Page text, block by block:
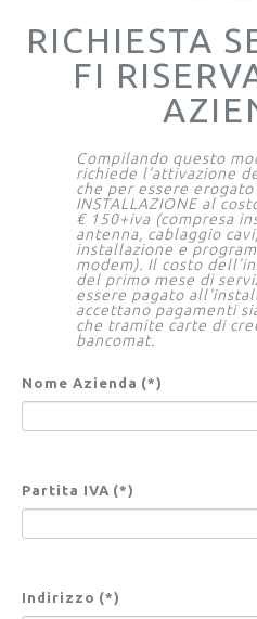
RICHIESTA
FI
Compilando questo
richiede l'attivazione
che per essere
INSTALLAZIONE al
€ 150+iva (compresa
antenna, cablaggio
installazione e
modem). Il costo
del primo mese di
essere pagato
accettano pagamenti
che tramite carte di
bancomat.
Nome Azienda (*)
Partita IVA (*)
Indirizzo (*)